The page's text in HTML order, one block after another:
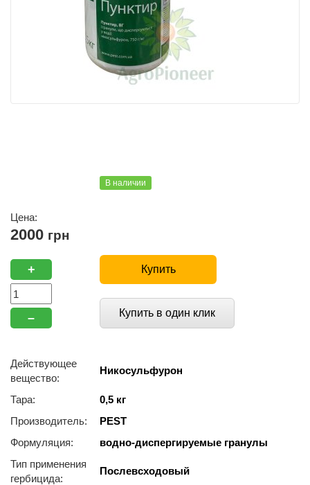
В наличии
Цена:
2000 грн
+
–
Купить
Купить в один клик
Действующее
вещество:
Никосульфурон
Тара:
0,5 кг
Производитель:
PEST
Формуляция:
водно-диспергируемые гранулы
Тип применения
гербицида:
Послевсходовый